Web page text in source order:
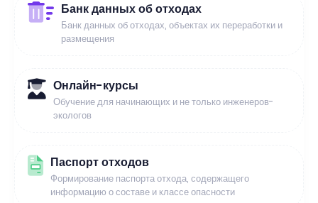
Банк данных об отходах
Банк данных об отходах, объектах их переработки и
размещения
Онлайн-курсы
Обучение для начинающих и не только инженеров-
экологов
Паспорт отходов
Формирование паспорта отхода, содержащего
информацию о составе и классе опасности